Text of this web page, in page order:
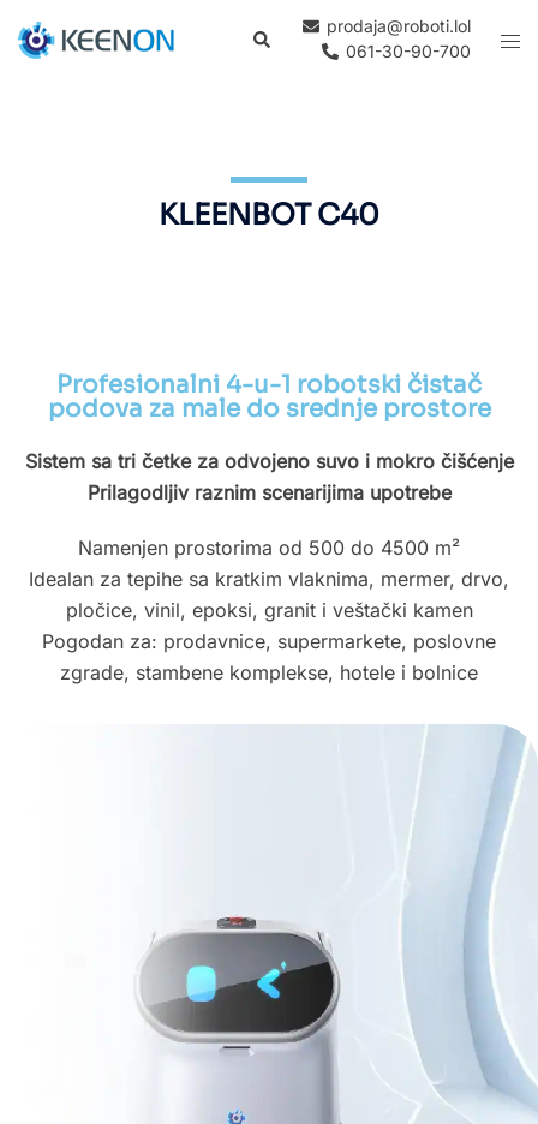
prodaja@roboti.lol
061-30-90-700
KLEENBOT C40
Profesionalni 4-u-1 robotski čistač
podova za male do srednje prostore
Sistem sa tri četke za odvojeno suvo i mokro čišćenje
Prilagodljiv raznim scenarijima upotrebe
Namenjen prostorima od 500 do 4500 m²
Idealan za tepihe sa kratkim vlaknima, mermer, drvo,
pločice, vinil, epoksi, granit i veštački kamen
Pogodan za: prodavnice, supermarkete, poslovne
zgrade, stambene komplekse, hotele i bolnice